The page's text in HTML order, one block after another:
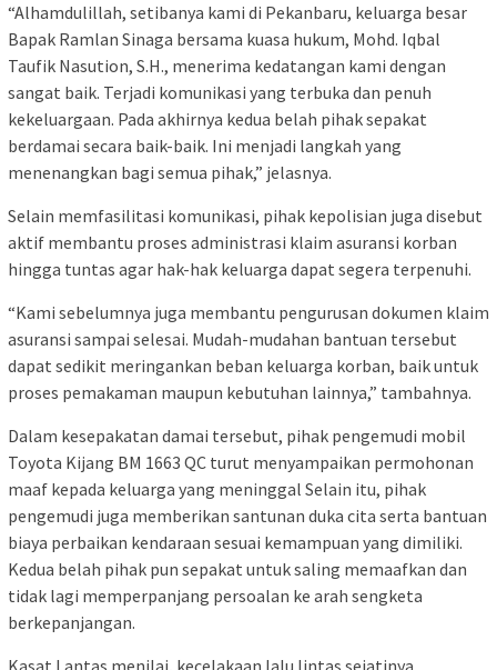
“Alhamdulillah, setibanya kami di Pekanbaru, keluarga besar
Bapak Ramlan Sinaga bersama kuasa hukum, Mohd. Iqbal
Taufik Nasution, S.H., menerima kedatangan kami dengan
sangat baik. Terjadi komunikasi yang terbuka dan penuh
kekeluargaan. Pada akhirnya kedua belah pihak sepakat
berdamai secara baik-baik. Ini menjadi langkah yang
menenangkan bagi semua pihak,” jelasnya.
Selain memfasilitasi komunikasi, pihak kepolisian juga disebut
aktif membantu proses administrasi klaim asuransi korban
hingga tuntas agar hak-hak keluarga dapat segera terpenuhi.
“Kami sebelumnya juga membantu pengurusan dokumen klaim
asuransi sampai selesai. Mudah-mudahan bantuan tersebut
dapat sedikit meringankan beban keluarga korban, baik untuk
proses pemakaman maupun kebutuhan lainnya,” tambahnya.
Dalam kesepakatan damai tersebut, pihak pengemudi mobil
Toyota Kijang BM 1663 QC turut menyampaikan permohonan
maaf kepada keluarga yang meninggal Selain itu, pihak
pengemudi juga memberikan santunan duka cita serta bantuan
biaya perbaikan kendaraan sesuai kemampuan yang dimiliki.
Kedua belah pihak pun sepakat untuk saling memaafkan dan
tidak lagi memperpanjang persoalan ke arah sengketa
berkepanjangan.